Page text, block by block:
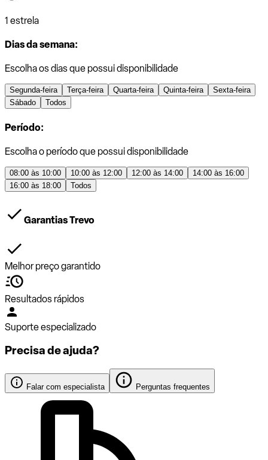
1 estrela
Dias da semana:
Escolha os dias que possui disponibilidade
Segunda-feira Terça-feira Quarta-feira Quinta-feira
Sexta-feira
Sábado
Todos
Período:
Escolha o período que possui disponibilidade
08:00 às 10:00 10:00 às 12:00 12:00 às 14:00
14:00 às 16:00
16:00 às 18:00
Todos
Garantias Trevo
Melhor preço garantido
Resultados rápidos
Suporte especializado
Precisa de ajuda?
Falar com especialista Perguntas frequentes